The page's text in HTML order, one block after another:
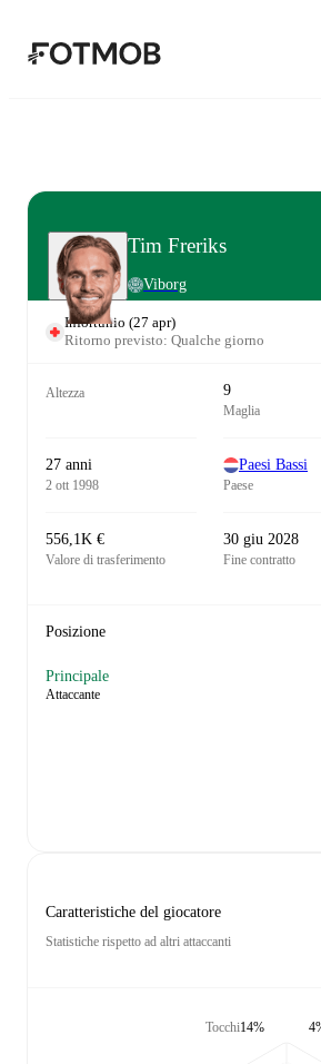
Tim Freriks
Viborg
Infortunio (27 apr)
Ritorno previsto: Qualche giorno
Altezza 9
Maglia
27 anni
2 ott 1998
Paesi Bassi
Paese
556,1K €
Valore di trasferimento
30 giu 2028
Fine contratto
Posizione
Principale
Attaccante
Caratteristiche del giocatore
Statistiche rispetto ad altri attaccanti
Tocchi14%